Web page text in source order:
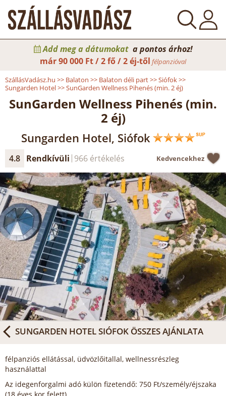
Add meg a dátumokat a pontos árhoz!
már90 000 Ft / 2 fő / 2 éj-től félpanzióval
SzállásVadász.hu >> Balaton >> Balaton déli part>>Siófok>>
Sungarden Hotel>>SunGarden Wellness Pihenés (min. 2 éj)
SunGarden Wellness Pihenés (min.
2 éj)
Sungarden Hotel, Siófok
4.8 Rendkívüli 966 értékelés Kedvencekhez
SUNGARDEN HOTEL SIÓFOK ÖSSZES AJÁNLATA
félpanziós ellátással, üdvözlőitallal, wellnessrészleg
használattal
Az idegenforgalmi adó külön fizetendő: 750 Ft/személy/éjszaka